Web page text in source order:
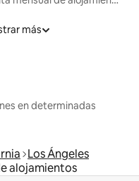
más
en determinadas
Los Ángeles
alojamientos